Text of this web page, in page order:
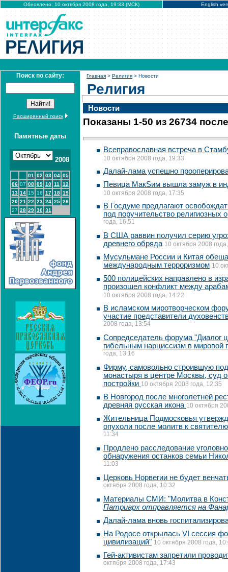
Обновлено: 10 октября 2008 года, 19:33 (МСК) English
Поиск по сайту:
Расширенный поиск
Памятные даты
2008
01 02 03 04 05
06 07 08 09 10 11
12
13 14 15 16 17 18 19
20 21 22 23 24 25 26
27 28 29 30 31
Главная > Религия > Новости
Религия
Новости
Показаны 1-50 из 26734
Всеправославная встреча в
10 октября 2008 года, 19:33
Далай-лама успешно
Певица МакSим вышла замуж в
10 октября 2008 года, 17:35
В Госдуме предлагают
под поручительство религиозных
года, 16:51
В США раввин получил серию
древнего обряда 10 октября 2008
Мусульмане России и Китая
международным терроризмом 10
500 полицейских направлено в
произошел конфликт между
10 октября 2008 года, 14:22
В исламском миротворческом
участие представители
2008 года, 13:54
Сопредседатель форума "Диалог
гибельным нарциссизм в мировой
года, 13:16
Фирму, самовольно строившую
монастыря в центре Москвы, суд
постройки 10 октября 2008 года, 12:35
В Hовгород после многолетней
древняя русская икона 10 октября
Жительница Подмосковья
опухоли после молитв к
11:34
Продлено расследование
обнаружения останков семьи
11:03
Церковь Норвегии не будет
октября 2008 года, 10:32
Материалы СМИ: "Молитва в
Патриарх отправляется на
Далай-лама вновь
На Родосе открылась VI сессия
цивилизаций" 10 октября 2008 года,
Гей-активистам запретили
октября 2008 года, 17:43